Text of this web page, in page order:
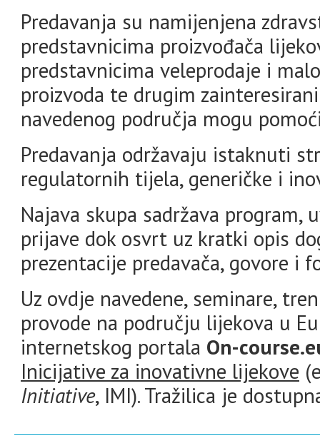
Predavanja su namijenjena
predstavnicima proizvođača
predstavnicima veleprodaje i
proizvoda te drugim
navedenog područja mogu
Predavanja održavaju istaknuti
regulatornih tijela, generičke i
Najava skupa sadržava program,
prijave dok osvrt uz kratki opis
prezentacije predavača, govore i
Uz ovdje navedene, seminare,
provode na području lijekova u
internetskog portala On-
Inicijative za inovativne lijekove
Initiative, IMI). Tražilica je